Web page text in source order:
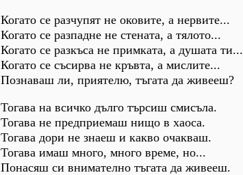
Когато се разчупят не оковите, а нервите...
Когато се разпадне не стената, а тялото...
Когато се разкъса не примката, а душата ти...
Когато се съсирва не кръвта, а мислите...
Познаваш ли, приятелю, тъгата да живееш?
Тогава на всичко дълго търсиш смисъла.
Тогава не предприемаш нищо в хаоса.
Тогава дори не знаеш и какво очакваш.
Тогава имаш много, много време, но...
Понасяш си внимателно тъгата да живееш.